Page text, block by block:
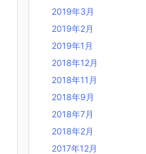
2019年3月
2019年2月
2019年1月
2018年12月
2018年11月
2018年9月
2018年7月
2018年2月
2017年12月